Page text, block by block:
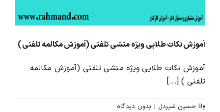
درباره ما و تماس با ما
آموزش نکات طلایی ویژه منشی تلفنی (آموزش مکالمه تلفنی )
آموزش نکات طلایی ویژه منشی تلفنی (آموزش مکالمه
تلفنی ) [...]
By حسین شیردل | بدون ديدگاه